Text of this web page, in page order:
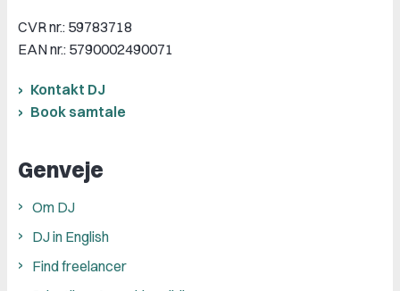
CVR nr.: 59783718
EAN nr.: 5790002490071
Kontakt DJ
Book samtale
Genveje
Om DJ
DJ in English
Find freelancer